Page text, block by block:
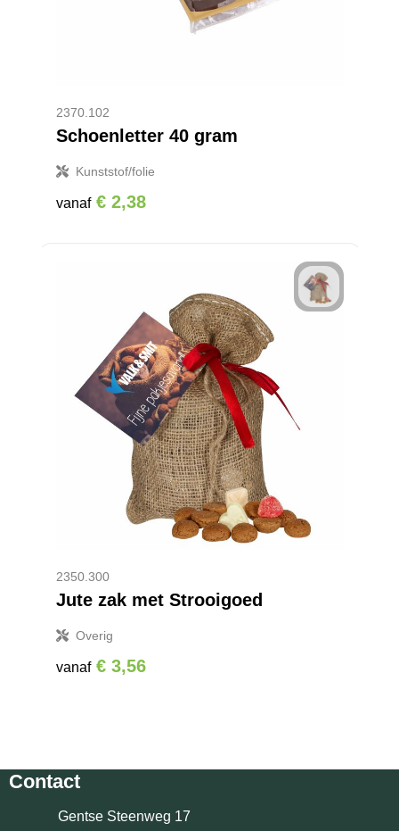
2370.102
Schoenletter 40 gram
Kunststof/folie
vanaf € 2,38
2350.300
Jute zak met Strooigoed
Overig
vanaf € 3,56
Contact
Gentse Steenweg 17